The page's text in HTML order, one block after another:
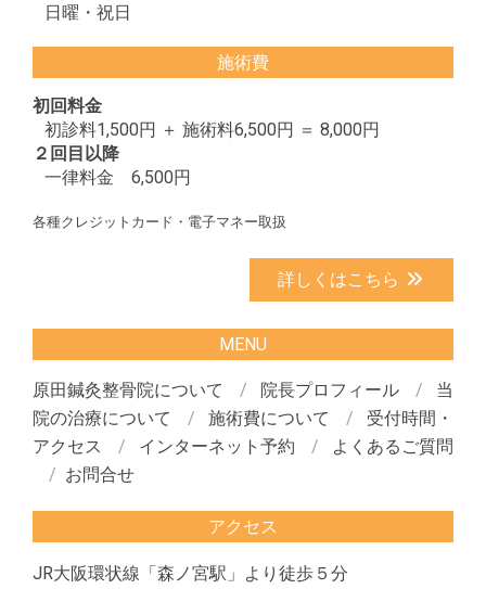
日曜・祝日
施術費
初回料金
初診料1,500円 ＋ 施術料6,500円 ＝ 8,000円
２回目以降
一律料金 6,500円
各種クレジットカード・電子マネー取扱
詳しくはこちら
MENU
原田鍼灸整骨院について 院長プロフィール
当
院の治療について
施術費について
受付時間・
アクセス
インターネット予約
よくあるご質問
お問合せ
アクセス
JR大阪環状線「森ノ宮駅」より徒歩５分